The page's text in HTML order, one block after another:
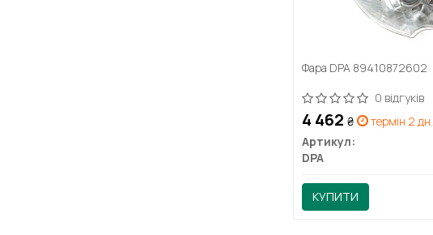
Фара DPA 89410872602
0 відгуків
4 462 ₴
термін 2 дн.
Артикул:
DPA
КУПИТИ